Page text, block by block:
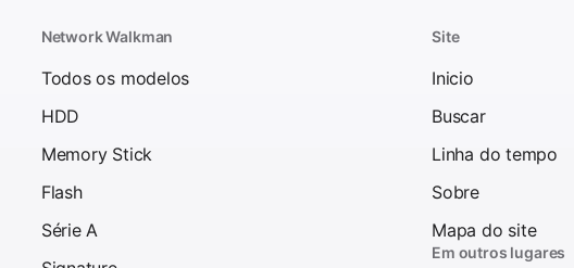
Network Walkman
Todos os modelos
HDD
Memory Stick
Flash
Série A
Site
Inicio
Buscar
Linha do tempo
Sobre
Mapa do site
Em outros lugares